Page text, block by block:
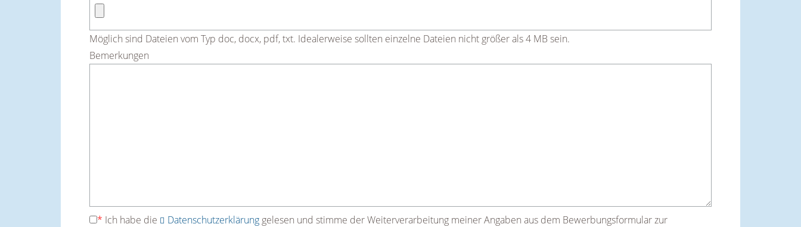
Möglich sind Dateien vom Typ doc, docx, pdf, txt. Idealerweise sollten einzelne Dateien nicht größer als 4 MB sein.
Bemerkungen
* Ich habe die Datenschutzerklärung gelesen und stimme der Weiterverarbeitung meiner Angaben aus dem Bewerbungsformular zur